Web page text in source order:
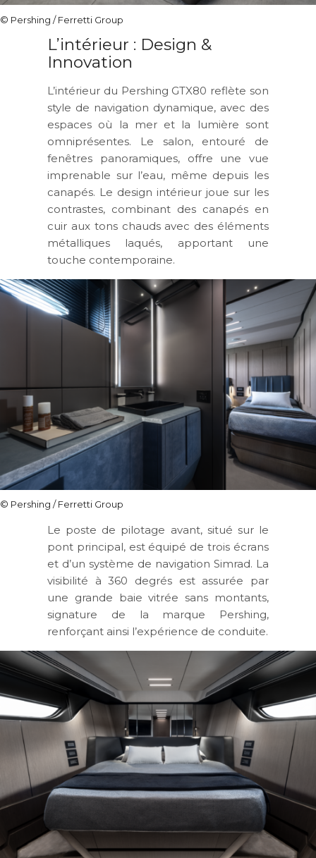
© Pershing / Ferretti Group
L’intérieur : Design &
Innovation
L’intérieur du Pershing GTX80 reflète son
style de navigation dynamique, avec des
espaces où la mer et la lumière sont
omniprésentes. Le salon, entouré de
fenêtres panoramiques, offre une vue
imprenable sur l’eau, même depuis les
canapés. Le design intérieur joue sur les
contrastes, combinant des canapés en
cuir aux tons chauds avec des éléments
métalliques laqués, apportant une
touche contemporaine.
© Pershing / Ferretti Group
Le poste de pilotage avant, situé sur le
pont principal, est équipé de trois écrans
et d’un système de navigation Simrad. La
visibilité à 360 degrés est assurée par
une grande baie vitrée sans montants,
signature de la marque Pershing,
renforçant ainsi l’expérience de conduite.